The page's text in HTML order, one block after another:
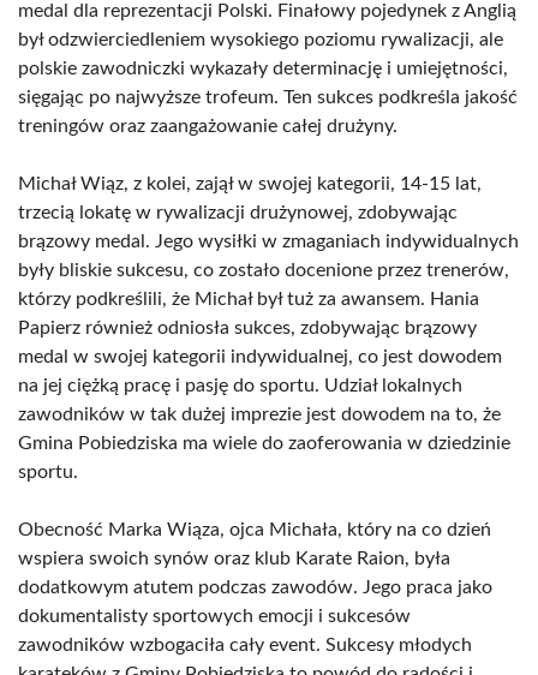
medal dla reprezentacji Polski. Finałowy pojedynek z Anglią
był odzwierciedleniem wysokiego poziomu rywalizacji, ale
polskie zawodniczki wykazały determinację i umiejętności,
sięgając po najwyższe trofeum. Ten sukces podkreśla jakość
treningów oraz zaangażowanie całej drużyny.
Michał Wiąz, z kolei, zajął w swojej kategorii, 14-15 lat,
trzecią lokatę w rywalizacji drużynowej, zdobywając
brązowy medal. Jego wysiłki w zmaganiach indywidualnych
były bliskie sukcesu, co zostało docenione przez trenerów,
którzy podkreślili, że Michał był tuż za awansem. Hania
Papierz również odniosła sukces, zdobywając brązowy
medal w swojej kategorii indywidualnej, co jest dowodem
na jej ciężką pracę i pasję do sportu. Udział lokalnych
zawodników w tak dużej imprezie jest dowodem na to, że
Gmina Pobiedziska ma wiele do zaoferowania w dziedzinie
sportu.
Obecność Marka Wiąza, ojca Michała, który na co dzień
wspiera swoich synów oraz klub Karate Raion, była
dodatkowym atutem podczas zawodów. Jego praca jako
dokumentalisty sportowych emocji i sukcesów
zawodników wzbogaciła cały event. Sukcesy młodych